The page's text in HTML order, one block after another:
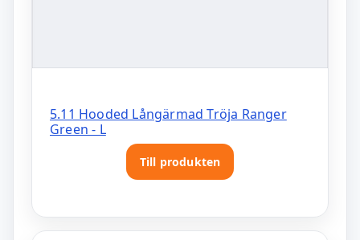
5.11 Hooded Långärmad Tröja Ranger
Green - L
Till produkten